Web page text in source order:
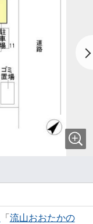
「 流山おおたかの